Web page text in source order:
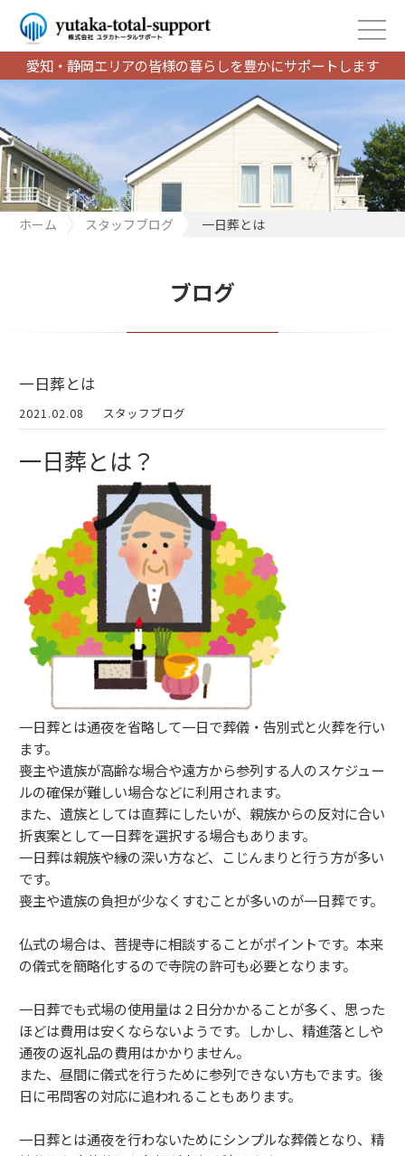
愛知・静岡エリアの皆様の暮らしを豊かにサポートします
ホーム スタッフブログ 一日葬とは
ブログ
一日葬とは
2021.02.08 スタッフブログ
一日葬とは？
一日葬とは通夜を省略して一日で葬儀・告別式と火葬を行い
ます。
喪主や遺族が高齢な場合や遠方から参列する人のスケジュー
ルの確保が難しい場合などに利用されます。
また、遺族としては直葬にしたいが、親族からの反対に合い
折衷案として一日葬を選択する場合もあります。
一日葬は親族や縁の深い方など、こじんまりと行う方が多い
です。
喪主や遺族の負担が少なくすむことが多いのが一日葬です。
仏式の場合は、菩提寺に相談することがポイントです。本来
の儀式を簡略化するので寺院の許可も必要となります。
一日葬でも式場の使用量は２日分かかることが多く、思った
ほどは費用は安くならないようです。しかし、精進落としや
通夜の返礼品の費用はかかりません。
また、昼間に儀式を行うために参列できない方もでます。後
日に弔問客の対応に追われることもあります。
一日葬とは通夜を行わないためにシンプルな葬儀となり、精